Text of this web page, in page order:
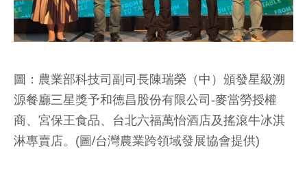
圖：農業部科技司副司長陳瑞榮（中）頒發星級溯
源餐廳三星獎予和德昌股份有限公司-麥當勞授權
商、宮保王食品、台北六福萬怡酒店及搖滾牛冰淇
淋專賣店。(圖/台灣農業跨領域發展協會提供)